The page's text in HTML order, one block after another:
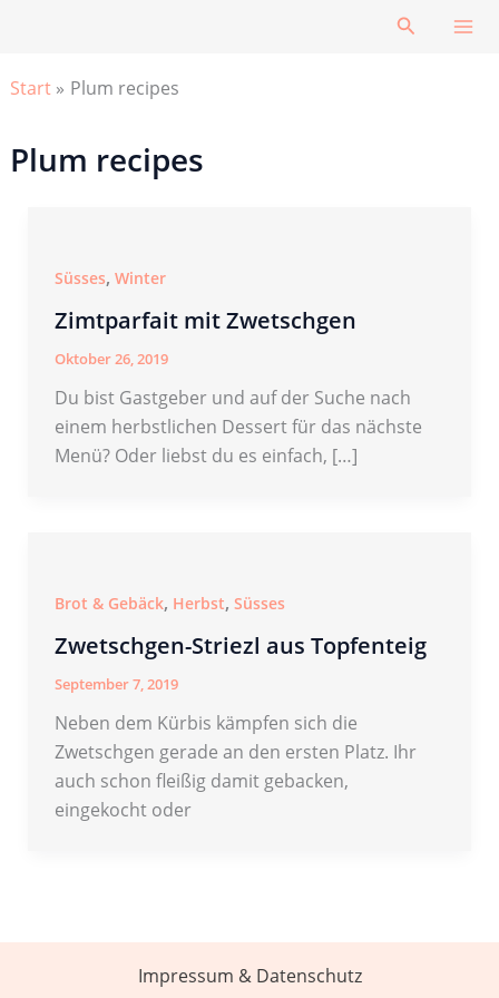
Suchen
Start Plum recipes
Plum recipes
Süsses, Winter
Zimtparfait mit Zwetschgen
Oktober 26, 2019
Du bist Gastgeber und auf der Suche nach
einem herbstlichen Dessert für das nächste
Menü? Oder liebst du es einfach, […]
Brot & Gebäck, Herbst, Süsses
Zwetschgen-Striezl aus Topfenteig
September 7, 2019
Neben dem Kürbis kämpfen sich die
Zwetschgen gerade an den ersten Platz. Ihr
auch schon fleißig damit gebacken,
eingekocht oder
Impressum & Datenschutz